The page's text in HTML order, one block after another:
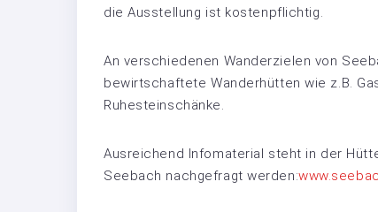
die Ausstellung ist kostenpflichtig.
An verschiedenen Wanderzielen von
bewirtschaftete Wanderhütten wie z.B.
Ruhesteinschänke.
Ausreichend Infomaterial steht in der
Seebach nachgefragt werden: